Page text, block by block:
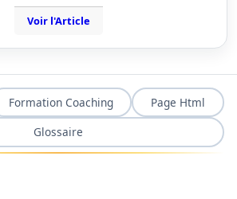
Voir l'Article
Formation Coaching
Page Html
Glossaire